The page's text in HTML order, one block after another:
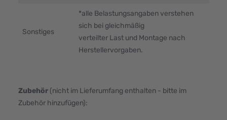
Sonstiges
*alle Belastungsangaben verstehen
sich bei gleichmäßig
verteilter Last und Montage nach
Herstellervorgaben.
Zubehör (nicht im Lieferumfang enthalten - bitte im
Zubehör hinzufügen):